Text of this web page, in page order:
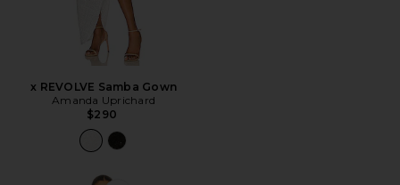
x REVOLVE Samba Gown
Amanda Uprichard
$290